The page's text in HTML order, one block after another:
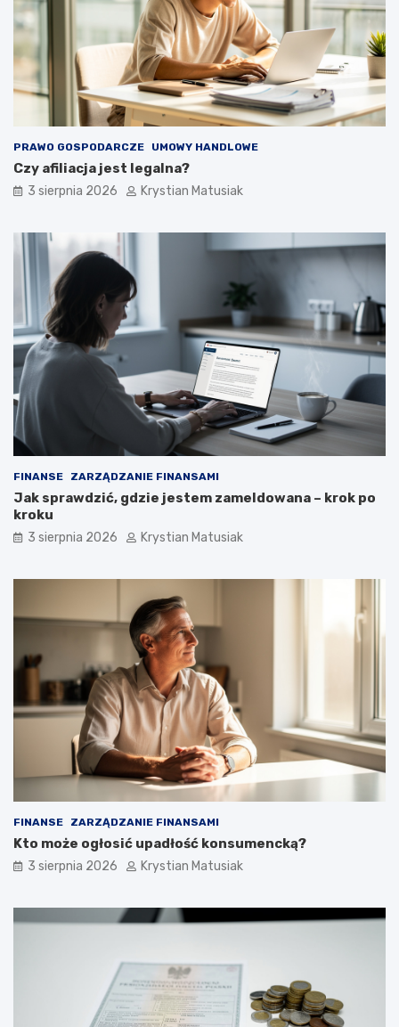
PRAWO GOSPODARCZE UMOWY HANDLOWE
Czy afiliacja jest legalna?
3 sierpnia 2026 Krystian Matusiak
FINANSE ZARZĄDZANIE FINANSAMI
Jak sprawdzić, gdzie jestem zameldowana – krok po
kroku
3 sierpnia 2026 Krystian Matusiak
FINANSE ZARZĄDZANIE FINANSAMI
Kto może ogłosić upadłość konsumencką?
3 sierpnia 2026 Krystian Matusiak